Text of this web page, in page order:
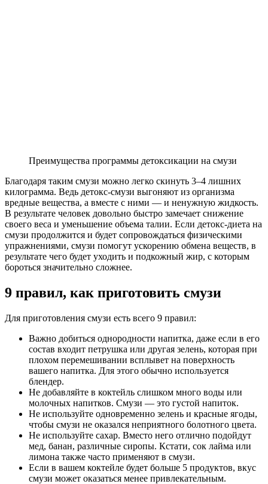
Преимущества программы детоксикации на смузи
Благодаря таким смузи можно легко скинуть 3–4 лишних
килограмма. Ведь детокс-смузи выгоняют из организма
вредные вещества, а вместе с ними — и ненужную жидкость.
В результате человек довольно быстро замечает снижение
своего веса и уменьшение объема талии. Если детокс-диета на
смузи продолжится и будет сопровождаться физическими
упражнениями, смузи помогут ускорению обмена веществ, в
результате чего будет уходить и подкожный жир, с которым
бороться значительно сложнее.
9 правил, как приготовить смузи
Для приготовления смузи есть всего 9 правил:
Важно добиться однородности напитка, даже если в его
состав входит петрушка или другая зелень, которая при
плохом перемешивании всплывет на поверхность
вашего напитка. Для этого обычно используется
блендер.
Не добавляйте в коктейль слишком много воды или
молочных напитков. Смузи — это густой напиток.
Не используйте одновременно зелень и красные ягоды,
чтобы смузи не оказался неприятного болотного цвета.
Не используйте сахар. Вместо него отлично подойдут
мед, банан, различные сиропы. Кстати, сок лайма или
лимона также часто применяют в смузи.
Если в вашем коктейле будет больше 5 продуктов, вкус
смузи может оказаться менее привлекательным.